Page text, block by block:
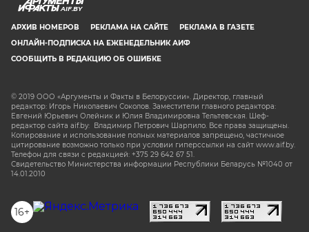
AIF.BY
АРХИВ НОМЕРОВ РЕКЛАМА НА САЙТЕ
РЕКЛАМА В ГАЗЕТЕ
ОНЛАЙН-ПОДПИСКА НА ЕЖЕНЕДЕЛЬНИК АИФ
СООБЩИТЬ В РЕДАКЦИЮ ОБ ОШИБКЕ
© 2019 ООО «Аргументы и Факты в Белоруссии». Директор, главный
редактор: Игорь Николаевич Соколов. Заместители главного редактора:
Евгений Юрьевич Олейник и Юлия Владимировна Тельтевская. Шеф-
редактор сайта aif.by: Владимир Петрович Шарпило. Все права защищены.
Копирование и использование полных материалов запрещено, частичное
цитирование возможно только при условии гиперссылки на сайт www.aif.by.
Телефон для связи с редакцией: +375 29 642 67 51.
Свидетельство Министерства информации Республики Беларусь №1040 от
14.01.2010
16+